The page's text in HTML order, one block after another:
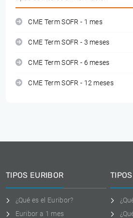
CME Term SOFR - 1 mes
CME Term SOFR - 3 meses
CME Term SOFR - 6 meses
CME Term SOFR - 12 meses
TIPOS EURIBOR
¿Qué es el Euribor?
Euribor a 1 mes